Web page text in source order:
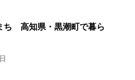
ち 高知県・黒潮町で暮ら